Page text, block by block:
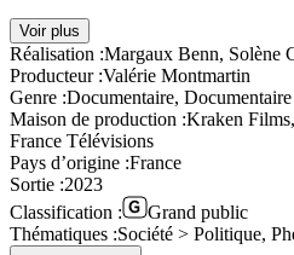
Voir plus
Réalisation :Margaux Benn, Solène
Producteur :Valérie Montmartin
Genre :Documentaire,
Maison de production :Kraken
France Télévisions
Pays d’origine :France
Sortie :2023
Classification :
Grand public
Thématiques :Société > Politique,